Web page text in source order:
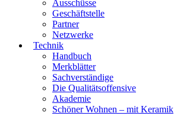
Ausschüsse
Geschäftstelle
Partner
Netzwerke
Technik
Handbuch
Merkblätter
Sachverständige
Die Qualitätsoffensive
Akademie
Schöner Wohnen – mit Keramik